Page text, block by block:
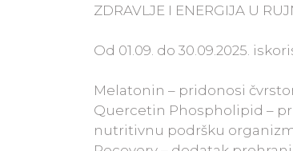
ZDRAVLJE I ENERGIJA U
Od 01.09. do 30.09.2025.
Melatonin – pridonosi
Quercetin Phospholipid –
nutritivnu podršku